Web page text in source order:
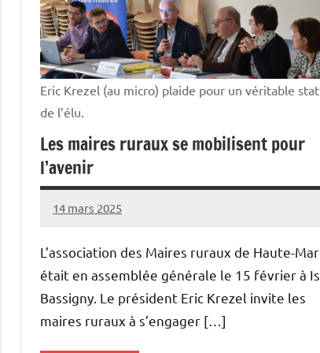
Eric Krezel (au micro) plaide pour un véritable
de l’élu.
Les maires ruraux se mobilisent pour
l’avenir
14 mars 2025
Thibaut
L’association des Maires ruraux de Haute-
était en assemblée générale le 15 février à
Bassigny. Le président Eric Krezel invite les
maires ruraux à s’engager […]